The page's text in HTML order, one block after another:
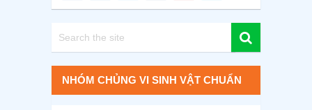
NHÓM CHỦNG VI SINH VẬT CHUẨN